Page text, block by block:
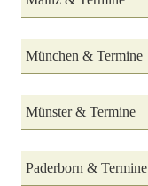
München & Termine
Münster & Termine
Paderborn & Termine